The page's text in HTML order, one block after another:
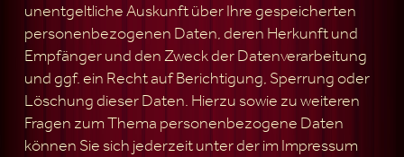
unentgeltliche Auskunft über Ihre gespeicherten
personenbezogenen Daten, deren Herkunft und
Empfänger und den Zweck der Datenverarbeitung
und ggf. ein Recht auf Berichtigung, Sperrung oder
Löschung dieser Daten. Hierzu sowie zu weiteren
Fragen zum Thema personenbezogene Daten
können Sie sich jederzeit unter der im Impressum